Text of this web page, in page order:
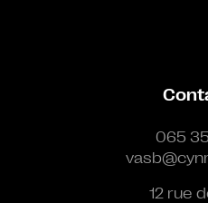
065
12 rue